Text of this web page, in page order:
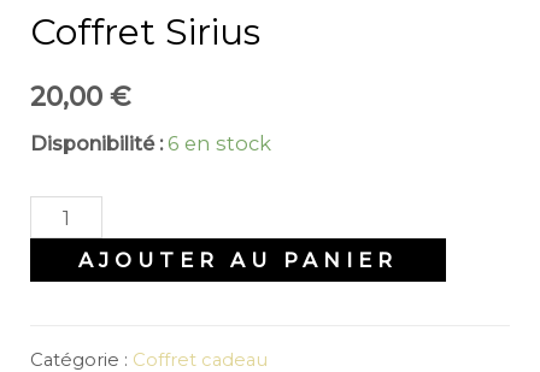
Coffret Sirius
20,00€
Disponibilité : 6 en stock
quantité
Coffret
AJOUTER AU PANIER
Catégorie : Coffret cadeau